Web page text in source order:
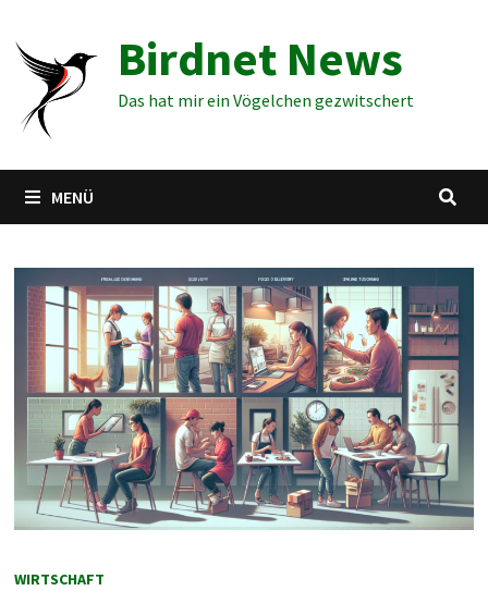
Inhalt
springen
Birdnet News
Das hat mir ein Vögelchen gezwitschert
MENÜ
WIRTSCHAFT